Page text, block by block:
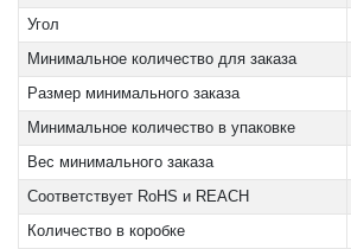
Угол
Минимальное количество для заказа
Размер минимального заказа
Минимальное количество в упаковке
Вес минимального заказа
Соответствует RoHS и REACH
Количество в коробке